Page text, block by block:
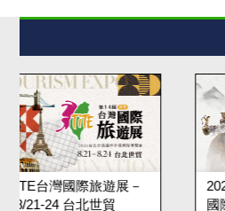
2026 台北佛展 8/21-24 台北
國際佛事用品工藝品展丨台北